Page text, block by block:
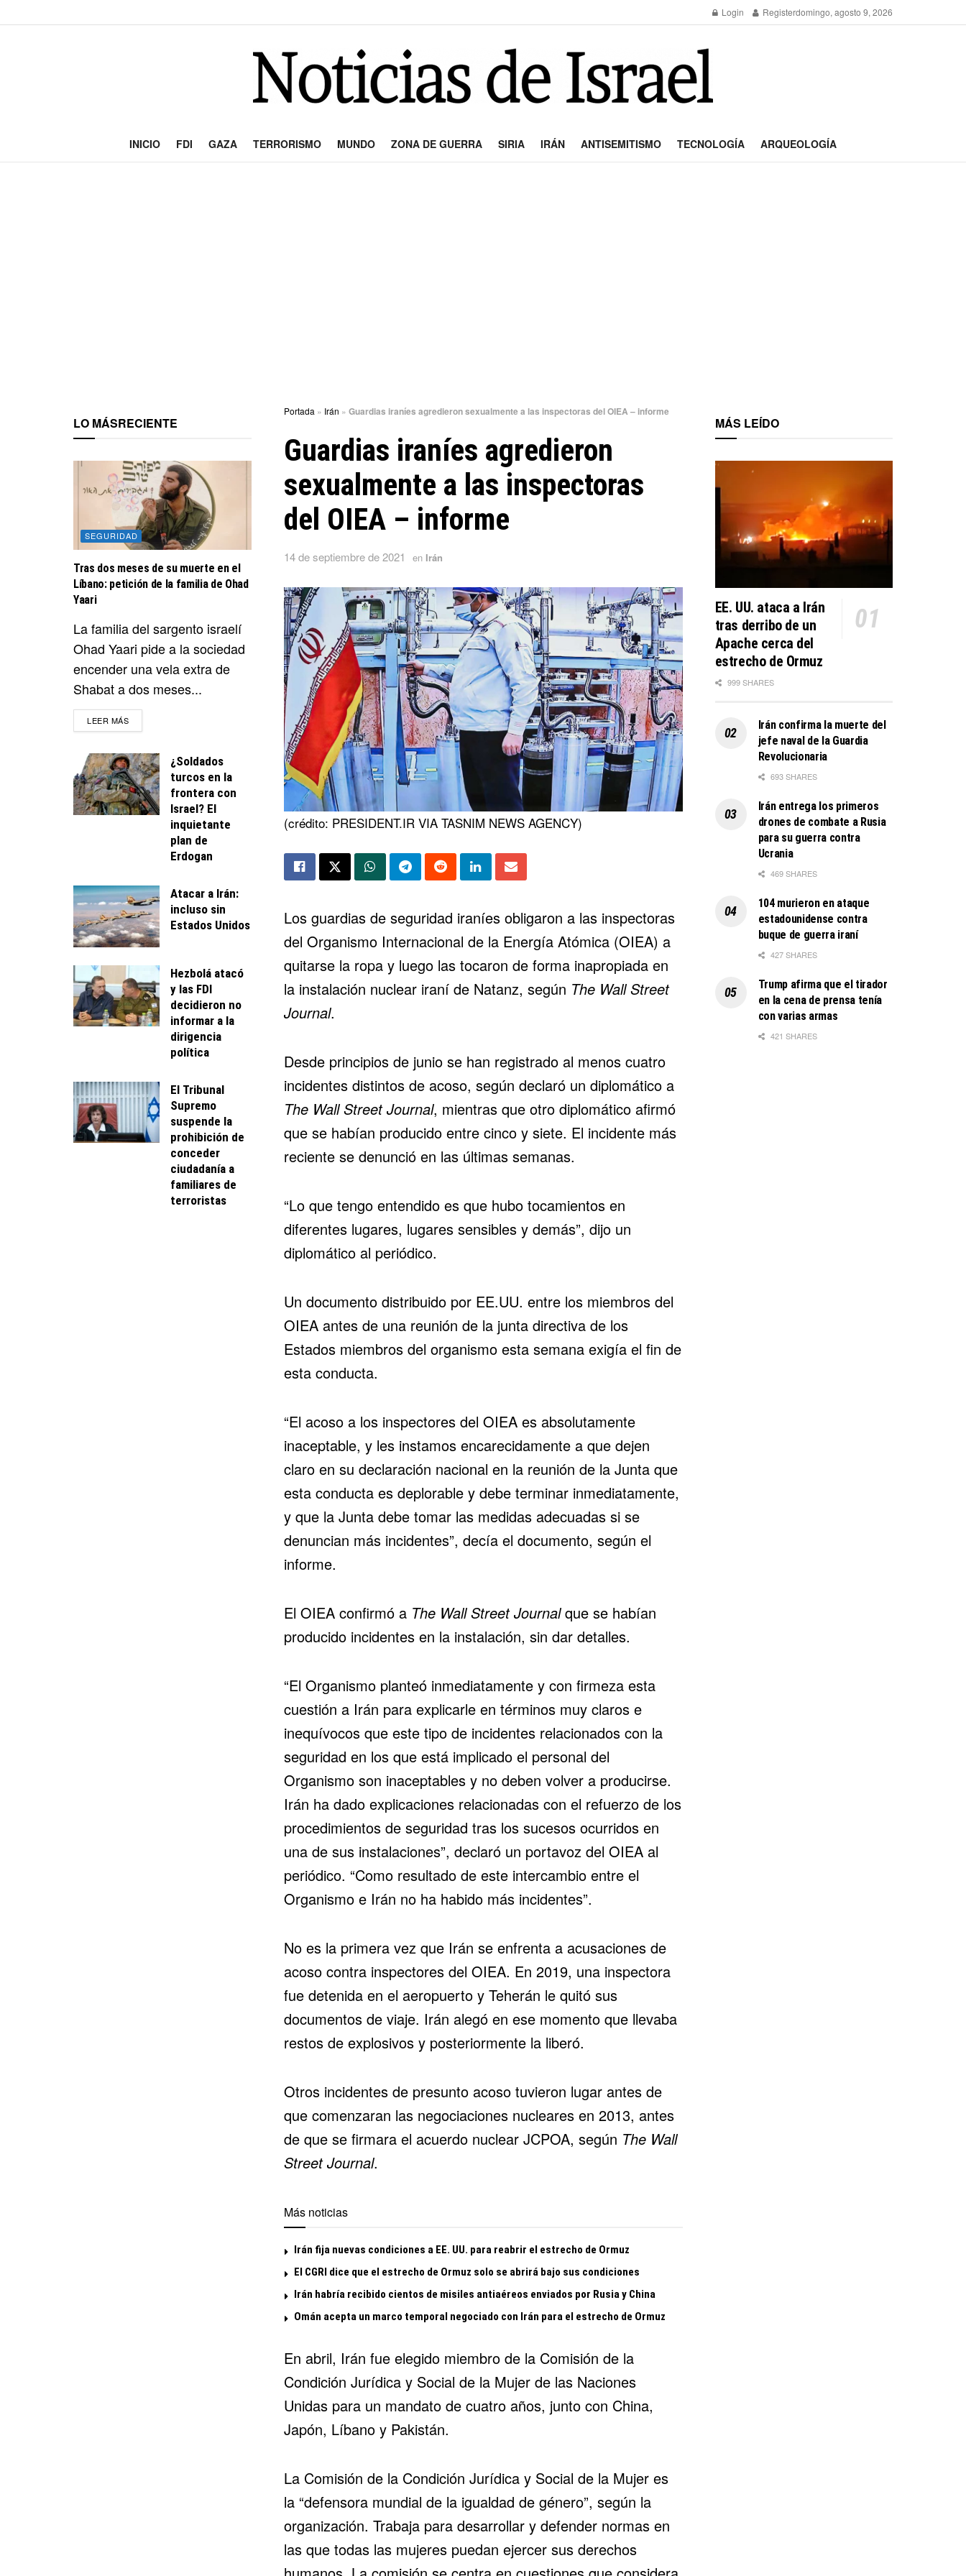
Login Registerdomingo, agosto 9, 2026
INICIO FDI GAZA TERRORISMO MUNDO ZONA DE GUERRA SIRIA IRÁN ANTISEMITISMO TECNOLOGÍA ARQUEOLOGÍA
Portada » Irán » Guardias iraníes agredieron sexualmente a las inspectoras del OIEA – informe
Guardias iraníes agredieron
sexualmente a las inspectoras
del OIEA – informe
14 de septiembre de 2021 en Irán
(crédito: PRESIDENT.IR VIA TASNIM NEWS AGENCY)
Los guardias de seguridad iraníes obligaron a las inspectoras
del Organismo Internacional de la Energía Atómica (OIEA) a
quitarse la ropa y luego las tocaron de forma inapropiada en
la instalación nuclear iraní de Natanz, según The Wall Street
Journal.
Desde principios de junio se han registrado al menos cuatro
incidentes distintos de acoso, según declaró un diplomático a
The Wall Street Journal, mientras que otro diplomático afirmó
que se habían producido entre cinco y siete. El incidente más
reciente se denunció en las últimas semanas.
“Lo que tengo entendido es que hubo tocamientos en
diferentes lugares, lugares sensibles y demás”, dijo un
diplomático al periódico.
Un documento distribuido por EE.UU. entre los miembros del
OIEA antes de una reunión de la junta directiva de los
Estados miembros del organismo esta semana exigía el fin de
esta conducta.
“El acoso a los inspectores del OIEA es absolutamente
inaceptable, y les instamos encarecidamente a que dejen
claro en su declaración nacional en la reunión de la Junta que
esta conducta es deplorable y debe terminar inmediatamente,
y que la Junta debe tomar las medidas adecuadas si se
denuncian más incidentes”, decía el documento, según el
informe.
El OIEA confirmó a The Wall Street Journalque se habían
producido incidentes en la instalación, sin dar detalles.
“El Organismo planteó inmediatamente y con firmeza esta
cuestión a Irán para explicarle en términos muy claros e
inequívocos que este tipo de incidentes relacionados con la
seguridad en los que está implicado el personal del
Organismo son inaceptables y no deben volver a producirse.
Irán ha dado explicaciones relacionadas con el refuerzo de los
procedimientos de seguridad tras los sucesos ocurridos en
una de sus instalaciones”, declaró un portavoz del OIEA al
periódico. “Como resultado de este intercambio entre el
Organismo e Irán no ha habido más incidentes”.
No es la primera vez que Irán se enfrenta a acusaciones de
acoso contra inspectores del OIEA. En 2019, una inspectora
fue detenida en el aeropuerto y Teherán le quitó sus
documentos de viaje. Irán alegó en ese momento que llevaba
restos de explosivos y posteriormente la liberó.
Otros incidentes de presunto acoso tuvieron lugar antes de
que comenzaran las negociaciones nucleares en 2013, antes
de que se firmara el acuerdo nuclear JCPOA, según The Wall
Street Journal.
Más noticias
Irán fija nuevas condiciones a EE. UU. para reabrir el estrecho de Ormuz
El CGRI dice que el estrecho de Ormuz solo se abrirá bajo sus condiciones
Irán habría recibido cientos de misiles antiaéreos enviados por Rusia y China
Omán acepta un marco temporal negociado con Irán para el estrecho de Ormuz
En abril, Irán fue elegido miembro de la Comisión de la
Condición Jurídica y Social de la Mujer de las Naciones
Unidas para un mandato de cuatro años, junto con China,
Japón, Líbano y Pakistán.
La Comisión de la Condición Jurídica y Social de la Mujer es
la “defensora mundial de la igualdad de género”, según la
organización. Trabaja para desarrollar y defender normas en
las que todas las mujeres puedan ejercer sus derechos
LO MÁSRECIENTE
SEGURIDAD
Tras dos meses de su muerte en el
Líbano: petición de la familia de Ohad
Yaari
La familia del sargento israelí
Ohad Yaari pide a la sociedad
encender una vela extra de
Shabat a dos meses...
LEER MÁSDETAILS
¿Soldados
turcos en la
frontera con
Israel? El
inquietante
plan de
Erdogan
Atacar a Irán:
incluso sin
Estados Unidos
Hezbolá atacó
y las FDI
decidieron no
informar a la
dirigencia
política
El Tribunal
Supremo
suspende la
prohibición de
conceder
ciudadanía a
familiares de
terroristas
MÁS LEÍDO
EE. UU. ataca a Irán
tras derribo de un
Apache cerca del
estrecho de Ormuz
999 SHARES
Irán confirma la muerte del
jefe naval de la Guardia
Revolucionaria
693 SHARES
Irán entrega los primeros
drones de combate a Rusia
para su guerra contra
Ucrania
469 SHARES
104 murieron en ataque
estadounidense contra
buque de guerra iraní
427 SHARES
Trump afirma que el tirador
en la cena de prensa tenía
con varias armas
421 SHARES